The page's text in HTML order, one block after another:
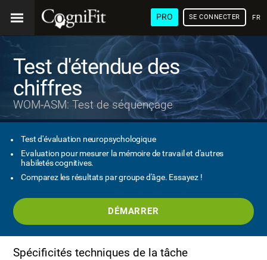
PRO SE CONNECTER
Test d'étendue des
chiffres
WOM-ASM: Test de séquençage
Test d'évaluation neuropsychologique
Evaluation pour mesurer la mémoire de travail et d'autres
habiletés cognitives.
Comparez les résultats par groupe d'âge. Essayez !
DÉMARRER
Spécificités techniques de la tâche